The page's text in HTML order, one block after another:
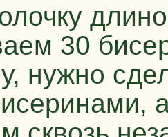
30
нужно